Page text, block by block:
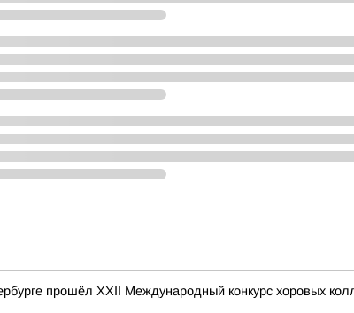
прошёл XXII Международный конкурс хоровых